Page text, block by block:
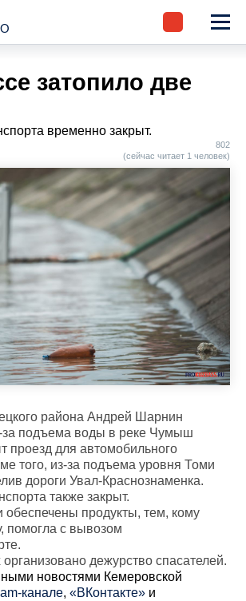
затопило две
временно закрыт.
802
(сейчас читает 1 человек)
района Андрей Шарнин
за подъема воды в реке Чумыш
проезд для автомобильного
того, из-за подъема уровня Томи
дороги Увал-Краснознаменка.
также закрыт.
обеспечены продукты, тем, кому
помогла с вывозом
дежурство спасателей.
новостями Кемеровской
канале, «ВКонтакте» и